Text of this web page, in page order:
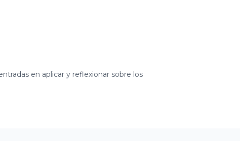
en aplicar y reflexionar sobre los